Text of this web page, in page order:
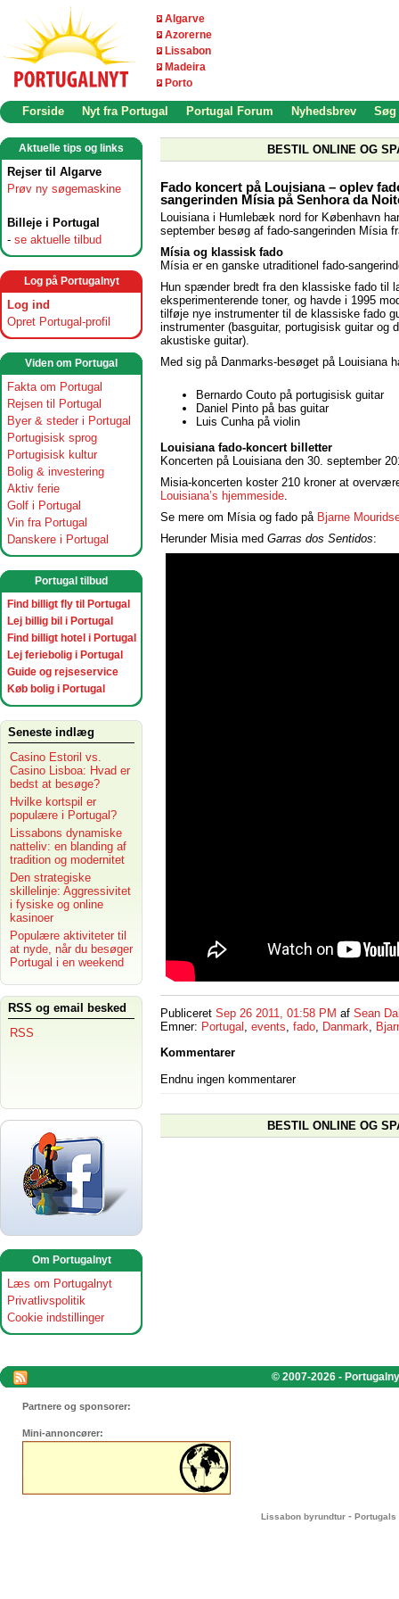
Algarve
Azorerne
Lissabon
Madeira
Porto
Forside Nyt fra Portugal Portugal Forum Nyhedsbrev Søg
Aktuelle tips og links
Rejser til Algarve
Prøv ny søgemaskine
Billeje i Portugal
- se aktuelle tilbud
Log på Portugalnyt
Log ind
Opret Portugal-profil
Viden om Portugal
Fakta om Portugal
Rejsen til Portugal
Byer & steder i Portugal
Portugisisk sprog
Portugisisk kultur
Bolig & investering
Aktiv ferie
Golf i Portugal
Vin fra Portugal
Danskere i Portugal
Portugal tilbud
Find billigt fly til Portugal
Lej billig bil i Portugal
Find billigt hotel i Portugal
Lej feriebolig i Portugal
Guide og rejseservice
Køb bolig i Portugal
Seneste indlæg
Casino Estoril vs.
Casino Lisboa: Hvad er
bedst at besøge?
Hvilke kortspil er
populære i Portugal?
Lissabons dynamiske
natteliv: en blanding af
tradition og modernitet
Den strategiske
skillelinje: Aggressivitet
i fysiske og online
kasinoer
Populære aktiviteter til
at nyde, når du besøger
Portugal i en weekend
RSS og email besked
RSS
Om Portugalnyt
Læs om Portugalnyt
Privatlivspolitik
Cookie indstillinger
BESTIL ONLINE OG
Fado koncert på Louisiana – oplev
sangerinden Mísia på Senhora da
Louisiana i Humlebæk nord for København
september besøg af fado-sangerinden Mísia
Mísia og klassisk fado
Mísia er en ganske utraditionel fado-
Hun spænder bredt fra den klassiske fado til
eksperimenterende toner, og havde i 1995
tilføje nye instrumenter til de klassiske fado
instrumenter (basguitar, portugisisk guitar og
akustiske guitar).
Med sig på Danmarks-besøget på Louisiana
Bernardo Couto på portugisisk guitar
Daniel Pinto på bas guitar
Luis Cunha på violin
Louisiana fado-koncert billetter
Koncerten på Louisiana den 30. september
Misia-koncerten koster 210 kroner at
Louisiana’s hjemmeside
Se mere om Mísia og fado på Bjarne
Herunder Misia med Garras dos Sentidos:
Publiceret Sep 26 2011, 01:58 PM af Sean
Emner: Portugal , events, fado, Danmark,
Kommentarer
Endnu ingen kommentarer
BESTIL ONLINE OG
© 2007-2026 -
Partnere og sponsorer:
Mini-annoncører:
Lissabon byrundtur - Portugals